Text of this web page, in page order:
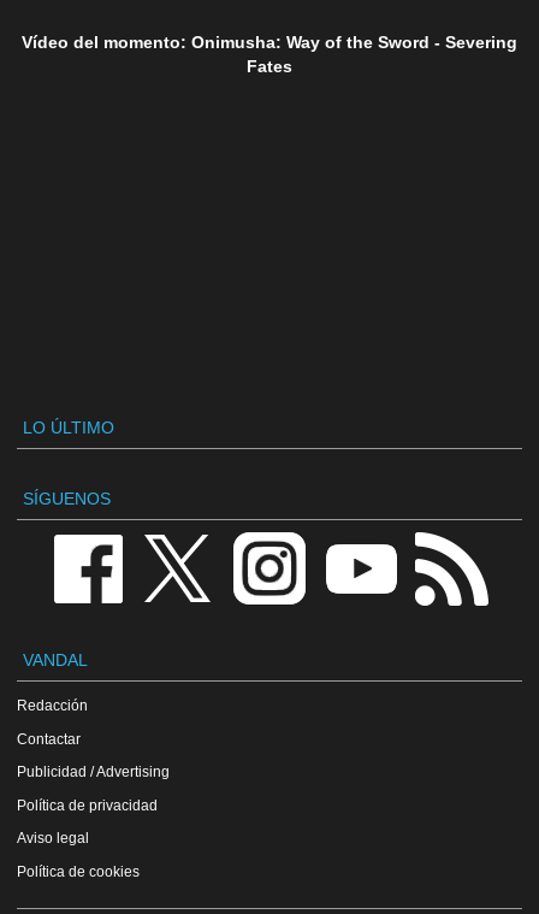
Vídeo del momento: Onimusha: Way of the Sword - Severing
Fates
LO ÚLTIMO
SÍGUENOS
VANDAL
Redacción
Contactar
Publicidad / Advertising
Política de privacidad
Aviso legal
Política de cookies